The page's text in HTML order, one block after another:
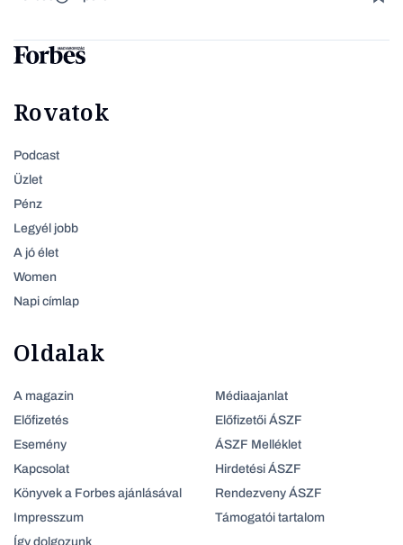
Rovatok
Podcast
Üzlet
Pénz
Legyél jobb
A jó élet
Women
Napi címlap
Oldalak
A magazin
Előfizetés
Esemény
Kapcsolat
Könyvek a Forbes ajánlásával
Impresszum
Így dolgozunk
Médiaajanlat
Előfizetői ÁSZF
ÁSZF Melléklet
Hirdetési ÁSZF
Rendezveny ÁSZF
Támogatói tartalom